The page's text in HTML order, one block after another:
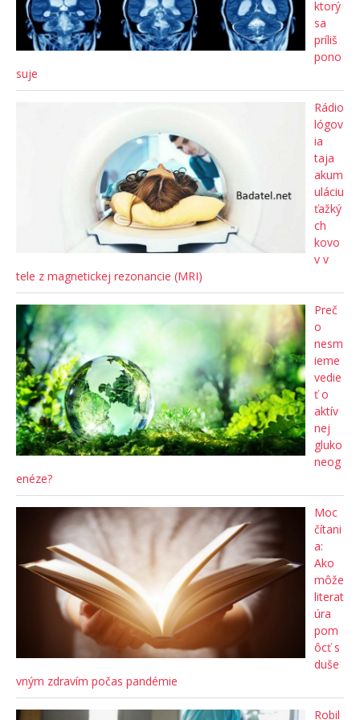
ktorý
sa
príliš
pono
suje
Rádio
lógov
ia
taja
akum
uláciu
ťažký
ch
kovo
v v
tele z magnetickej rezonancie (MRI)
Preč
o
nesm
ieme
vedie
ť o
aktív
nej
gluko
neog
enéze?
Moc
čítani
a:
Ako
môže
literat
úra
pom
ôcť s
duše
vným zdravím počas pandémie
Robil